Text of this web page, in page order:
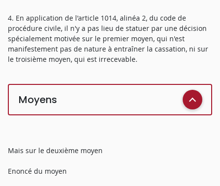
4. En application de l'article 1014, alinéa 2, du code de
procédure civile, il n'y a pas lieu de statuer par une décision
spécialement motivée sur le premier moyen, qui n'est
manifestement pas de nature à entraîner la cassation, ni sur
le troisième moyen, qui est irrecevable.
Moyens
Mais sur le deuxième moyen
Enoncé du moyen